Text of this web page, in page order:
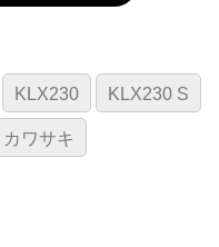
KLX230 KLX230 S
カワサキ